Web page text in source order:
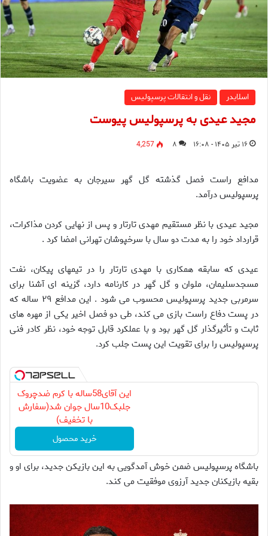
اسلایدر نقل و انتقالات پرسپولیس
مجید عیدی به پرسپولیس پیوست
۱۶ تیر ۱۴۰۵ - ۱۶:۰۸ ۸ 4,257
مدافع راست فصل گذشته گل گهر سیرجان به عضویت باشگاه
پرسپولیس درآمد.
مجید عیدی با نظر مستقیم مهدی تارتار و پس از نهایی کردن مذاکرات،
قرارداد خود را به مدت دو سال با سرخپوشان تهرانی امضا کرد .
عیدی که سابقه همکاری با مهدی تارتار را در تیمهای پیکان، نفت
مسجدسلیمان، ملوان و گل گهر در کارنامه دارد، گزینه ای آشنا برای
سرمربی جدید پرسپولیس محسوب می شود . این مدافع ۲۹ ساله که
در پست دفاع راست بازی می کند، طی دو فصل اخیر یکی از مهره های
ثابت و تأثیرگذار گل گهر بود و با عملکرد قابل توجه خود، نظر کادر فنی
پرسپولیس را برای تقویت این پست جلب کرد.
این آقای58ساله با کرم ضدچروک
جلبک10سال جوان شد(سفارش
با تخفیف)
خرید محصول
باشگاه پرسپولیس ضمن خوش آمدگویی به این بازیکن جدید، برای او و
بقیه بازیکنان جدید آرزوی موفقیت می کند.